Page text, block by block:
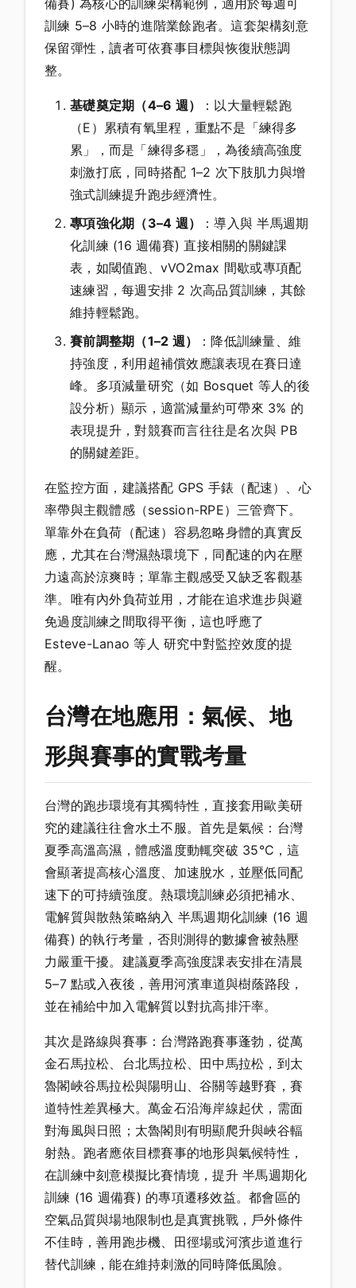
訓練 5–8 小時的進階業餘跑者。這套架構刻意
保留彈性，讀者可依賽事目標與恢復狀態調
整。
基礎奠定期（4–6 週）
：以大量輕鬆跑
（E）累積有氧里程，重點不是「練得多
累」，而是「練得多穩」，為後續高強度
刺激打底，同時搭配 1–2 次下肢肌力與增
強式訓練提升跑步經濟性。
專項強化期（3–4 週）
：導入與 半馬週期
化訓練 (16 週備賽) 直接相關的關鍵課
表，如閾值跑、vVO2max 間歇或專項配
速練習，每週安排 2 次高品質訓練，其餘
維持輕鬆跑。
賽前調整期（1–2 週）
：降低訓練量、維
持強度，利用超補償效應讓表現在賽日達
峰。多項減量研究（如 Bosquet 等人的後
設分析）顯示，適當減量約可帶來 3% 的
表現提升，對競賽而言往往是名次與 PB
的關鍵差距。
在監控方面，建議搭配 GPS 手錶（配速）、心
率帶與主觀體感（session-RPE）三管齊下。
單靠外在負荷（配速）容易忽略身體的真實反
應，尤其在台灣濕熱環境下，同配速的內在壓
力遠高於涼爽時；單靠主觀感受又缺乏客觀基
準。唯有內外負荷並用，才能在追求進步與避
免過度訓練之間取得平衡，這也呼應了
Esteve-Lanao 等人 研究中對監控效度的提
醒。
台灣在地應用：氣候、地
形與賽事的實戰考量
台灣的跑步環境有其獨特性，直接套用歐美研
究的建議往往會水土不服。首先是氣候：台灣
夏季高溫高濕，體感溫度動輒突破 35°C，這
會顯著提高核心溫度、加速脫水，並壓低同配
速下的可持續強度。熱環境訓練必須把補水、
電解質與散熱策略納入 半馬週期化訓練 (16 週
備賽) 的執行考量，否則測得的數據會被熱壓
力嚴重干擾。建議夏季高強度課表安排在清晨
5–7 點或入夜後，善用河濱車道與樹蔭路段，
並在補給中加入電解質以對抗高排汗率。
其次是路線與賽事：台灣路跑賽事蓬勃，從萬
金石馬拉松、台北馬拉松、田中馬拉松，到太
魯閣峽谷馬拉松與陽明山、谷關等越野賽，賽
道特性差異極大。萬金石沿海岸線起伏，需面
對海風與日照；太魯閣則有明顯爬升與峽谷輻
射熱。跑者應依目標賽事的地形與氣候特性，
在訓練中刻意模擬比賽情境，提升 半馬週期化
訓練 (16 週備賽) 的專項遷移效益。都會區的
空氣品質與場地限制也是真實挑戰，戶外條件
不佳時，善用跑步機、田徑場或河濱步道進行
替代訓練，能在維持刺激的同時降低風險。